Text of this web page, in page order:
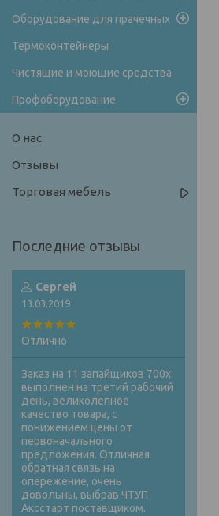
Оборудование для прачечных
Термоконтейнеры
Чистящие и моющие средства
Профоборудование
О нас
Отзывы
Торговая мебель
Сергей
13.03.2019
Отлично
Заказ на 11 запайщиков 700х
выполнен на третий рабочий
день, великолепное
качество товара, с
понижением цены от
первоначального
предложения. Отличная
обратная связь на
опережение, очень
довольны, выбрав ЧТУП
Аксстарт поставщиком.